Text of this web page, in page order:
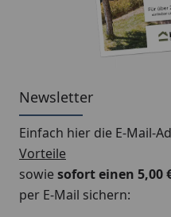
(Rinnenbreite 68
Newsletter
Einfach hier die E-Mail-
Vorteile
sowiesofort einen 5,00
per E-Mail sichern: